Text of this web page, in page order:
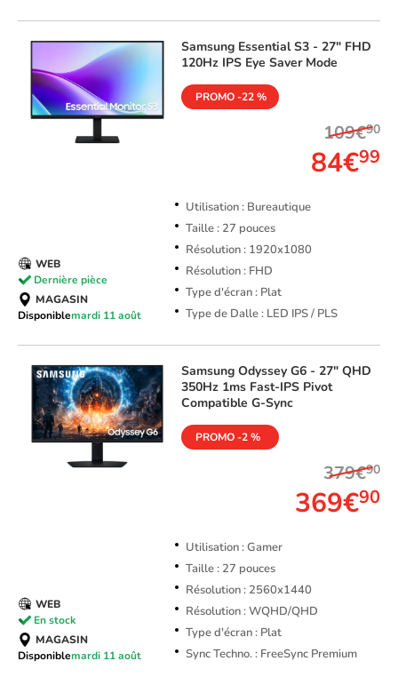
Samsung Essential S3 - 27" FHD
120Hz IPS Eye Saver Mode
PROMO -22 %
109€90
84€99
Utilisation : Bureautique
Taille : 27 pouces
Résolution : 1920x1080
Résolution : FHD
Type d'écran : Plat
Type de Dalle : LED IPS / PLS
WEB
Dernière pièce
MAGASIN
Disponiblemardi 11 août
Samsung Odyssey G6 - 27" QHD
350Hz 1ms Fast-IPS Pivot
Compatible G-Sync
PROMO -2 %
379€90
369€90
Utilisation : Gamer
Taille : 27 pouces
Résolution : 2560x1440
Résolution : WQHD/QHD
Type d'écran : Plat
Sync Techno. : FreeSync Premium
WEB
En stock
MAGASIN
Disponiblemardi 11 août